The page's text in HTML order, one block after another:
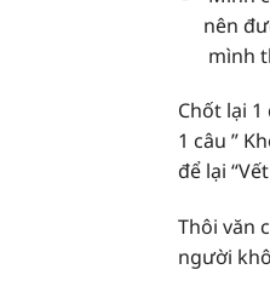
nên
mình
Chốt lại
1 câu ”
để lại
Thôi văn
người